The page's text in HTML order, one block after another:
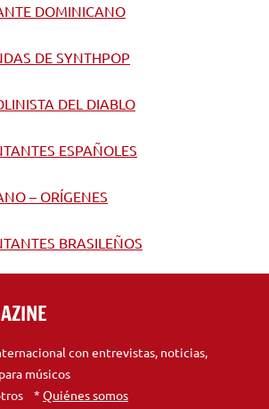
DOMINICANO
DE SYNTHPOP
DEL DIABLO
ESPAÑOLES
– ORÍGENES
BRASILEÑOS
con entrevistas, noticias,
músicos
* Quiénes somos